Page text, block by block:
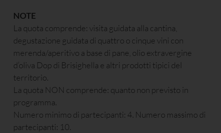
NOTE
La quota comprende: visita guidata alla cantina,
degustazione guidata di quattro o cinque vini con
merenda/aperitivo a base di pane, olio extravergine
d’oliva Dop di Brisighella e altri prodotti tipici del
territorio.
La quota NON comprende: quanto non previsto in
programma.
Numero minimo di partecipanti: 4. Numero massimo di
partecipanti: 10.